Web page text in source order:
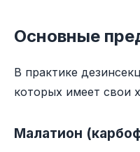
Основные
В практике
которых имеет свои
Малатион